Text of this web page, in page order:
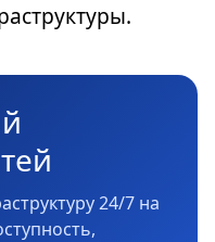
24/7 на